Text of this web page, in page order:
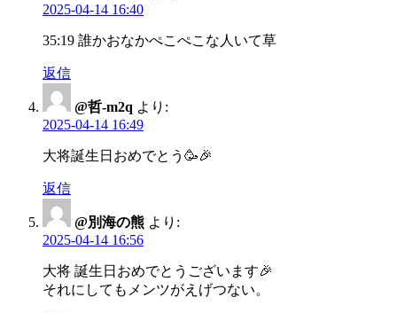
2025-04-14 16:40
35:19 誰かおなかぺこぺこな人いて草
返信
@哲-m2q より:
2025-04-14 16:49
大将誕生日おめでとう🥳🎉
返信
@別海の熊 より:
2025-04-14 16:56
大将 誕生日おめでとうございます🎉
それにしてもメンツがえげつない。